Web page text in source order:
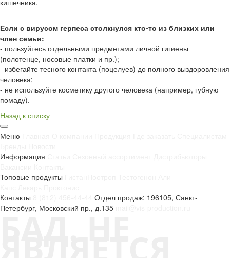
Если с вирусом герпеса столкнулся кто-то из близких или
член семьи:
- пользуйтесь отдельными предметами личной гигиены
(полотенце, носовые платки и пр.);
- избегайте тесного контакта (поцелуев) до полного выздоровления
человека;
- не используйте косметику другого человека (например, губную
помаду).
Назад к списку
Меню
Информация
Топовые продукты
Контакты
Отдел продаж: 196105, Санкт-
Петербург, Московский пр., д.135
БАД. НЕ